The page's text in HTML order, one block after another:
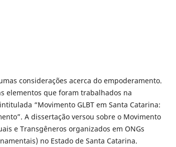
considerações acerca do empoderamento.
elementos que foram trabalhados na
“Movimento GLBT em Santa Catarina:
A dissertação versou sobre o Movimento
e Transgêneros organizados em ONGs
no Estado de Santa Catarina.